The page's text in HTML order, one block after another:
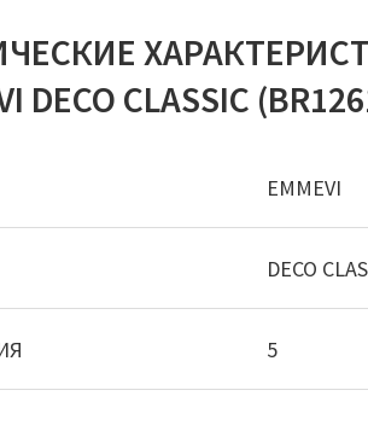
DECO CLASSIC
EMMEVI
DECO
5